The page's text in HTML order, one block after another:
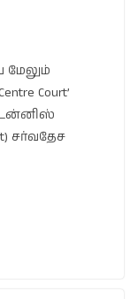
Court’
சர்வதேச